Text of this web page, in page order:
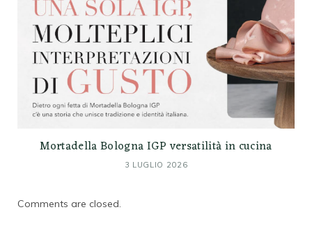
Mortadella Bologna IGP versatilità in cucina
3 LUGLIO 2026
Comments are closed.